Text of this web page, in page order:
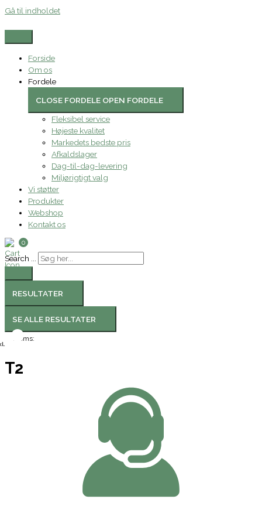
Gå til indholdet
Forside
Om os
Fordele
CLOSE FORDELE OPEN FORDELE
Fleksibel service
Højeste kvalitet
Markedets bedste pris
Afkaldslager
Dag-til-dag-levering
Miljørigtigt valg
Vi støtter
Produkter
Webshop
Kontakt os
0
Search ...
RESULTATER
SE ALLE RESULTATER
Moms:
T2